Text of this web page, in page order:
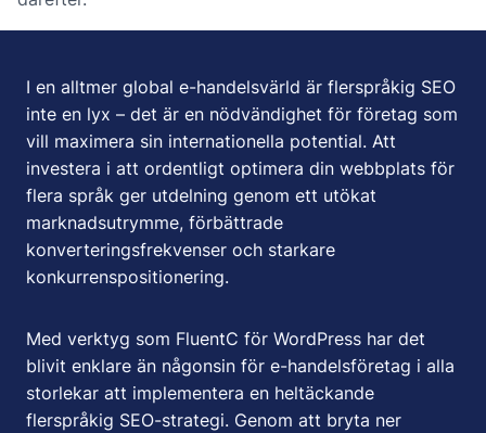
I en alltmer global e-handelsvärld är flerspråkig SEO
inte en lyx – det är en nödvändighet för företag som
vill maximera sin internationella potential. Att
investera i att ordentligt optimera din webbplats för
flera språk ger utdelning genom ett utökat
marknadsutrymme, förbättrade
konverteringsfrekvenser och starkare
konkurrenspositionering.
Med verktyg som FluentC för WordPress har det
blivit enklare än någonsin för e-handelsföretag i alla
storlekar att implementera en heltäckande
flerspråkig SEO-strategi. Genom att bryta ner